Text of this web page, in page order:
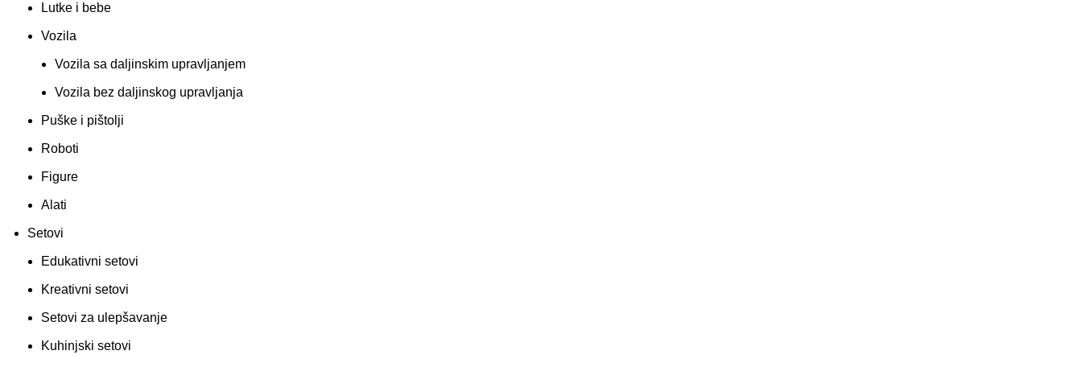
Lutke i bebe
Vozila
Vozila sa daljinskim upravljanjem
Vozila bez daljinskog upravljanja
Puške i pištolji
Roboti
Figure
Alati
Setovi
Edukativni setovi
Kreativni setovi
Setovi za ulepšavanje
Kuhinjski setovi